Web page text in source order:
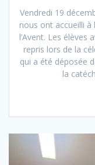
Vendredi 19
nous ont accueilli à
l’Avent. Les élèves
repris lors de la
qui a été déposée
la